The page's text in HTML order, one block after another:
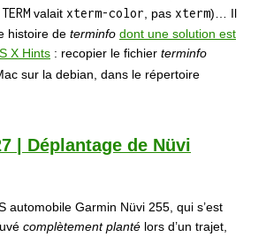
TERM valait xterm-color , pas xterm)… Il
histoire de terminfo dont une solution est
X Hints : recopier le fichier terminfo
sur la debian, dans le répertoire
| Déplantage de Nüvi
automobile Garmin Nüvi 255, qui s’est
complètement planté lors d’un trajet,